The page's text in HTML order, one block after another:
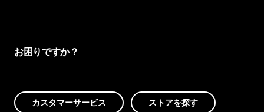
お困りですか？
カスタマーサービス ストアを探す